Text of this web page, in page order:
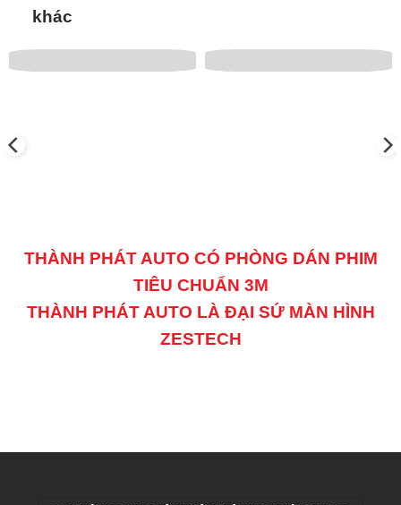
khác
THÀNH PHÁT AUTO CÓ PHÒNG DÁN PHIM
TIÊU CHUẨN 3M
THÀNH PHÁT AUTO LÀ ĐẠI SỨ MÀN HÌNH
ZESTECH